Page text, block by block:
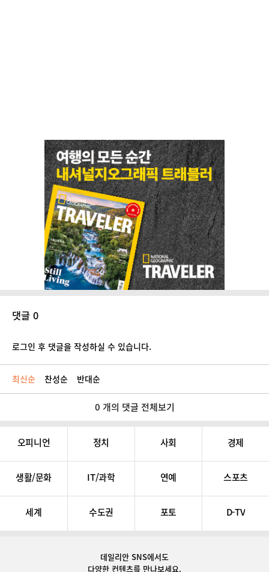
댓글 0
로그인 후 댓글을 작성하실 수 있습니다.
최신순 찬성순 반대순
0 개의 댓글 전체보기
오피니언 정치 사회 경제
생활/문화 IT/과학 연예 스포츠
세계 수도권 포토 D-TV
데일리안 SNS에서도
다양한 컨텐츠를 만나보세요.